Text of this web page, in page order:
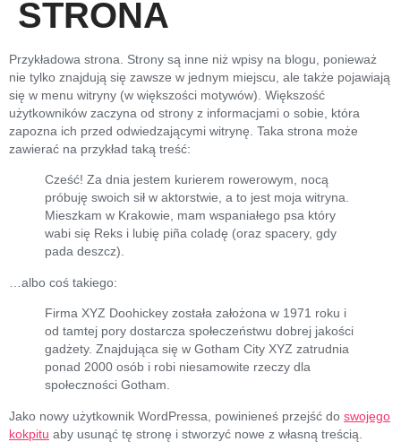
STRONA
Przykładowa strona. Strony są inne niż wpisy na blogu, ponieważ
nie tylko znajdują się zawsze w jednym miejscu, ale także pojawiają
się w menu witryny (w większości motywów). Większość
użytkowników zaczyna od strony z informacjami o sobie, która
zapozna ich przed odwiedzającymi witrynę. Taka strona może
zawierać na przykład taką treść:
Cześć! Za dnia jestem kurierem rowerowym, nocą
próbuję swoich sił w aktorstwie, a to jest moja witryna.
Mieszkam w Krakowie, mam wspaniałego psa który
wabi się Reks i lubię piña coladę (oraz spacery, gdy
pada deszcz).
…albo coś takiego:
Firma XYZ Doohickey została założona w 1971 roku i
od tamtej pory dostarcza społeczeństwu dobrej jakości
gadżety. Znajdująca się w Gotham City XYZ zatrudnia
ponad 2000 osób i robi niesamowite rzeczy dla
społeczności Gotham.
Jako nowy użytkownik WordPressa, powinieneś przejść do swojego
kokpitu aby usunąć tę stronę i stworzyć nowe z własną treścią.